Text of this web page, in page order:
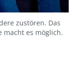
zustören. Das
macht es möglich.